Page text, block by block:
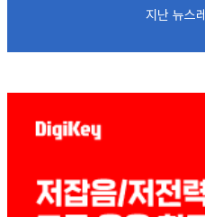
지난 뉴스